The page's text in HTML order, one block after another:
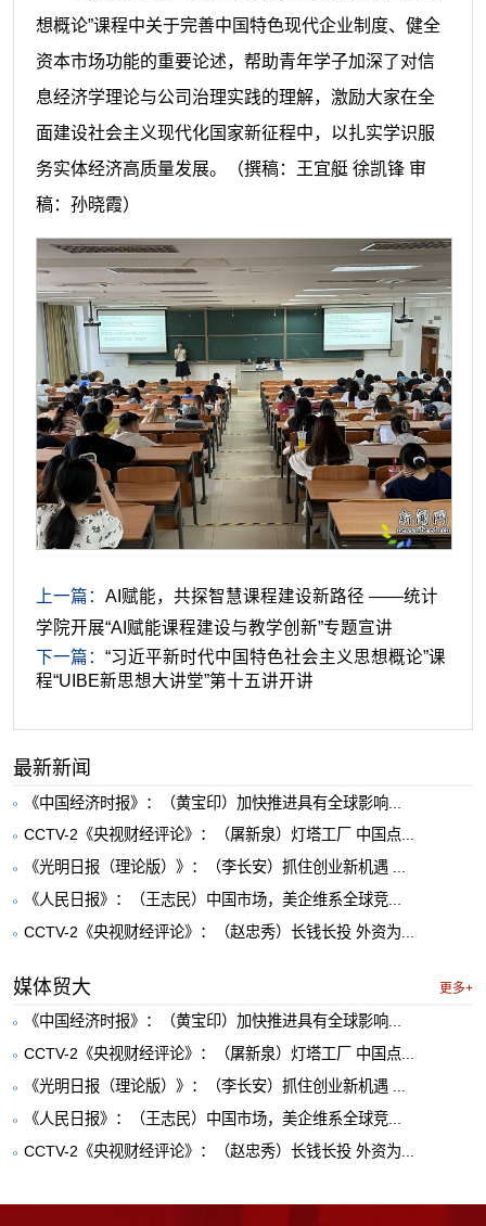
想概论”课程中关于完善中国特色现代企业制度、健全
资本市场功能的重要论述，帮助青年学子加深了对信
息经济学理论与公司治理实践的理解，激励大家在全
面建设社会主义现代化国家新征程中，以扎实学识服
务实体经济高质量发展。
（撰稿：王宜艇 徐凯锋 审
稿：孙晓霞）
上一篇： AI赋能，共探智慧课程建设新路径 ——统计
学院开展“AI赋能课程建设与教学创新”专题宣讲
下一篇： “习近平新时代中国特色社会主义思想概论”课
程“UIBE新思想大讲堂”第十五讲开讲
最新新闻
《中国经济时报》：（黄宝印）加快推进具有全球影响...
CCTV-2《央视财经评论》：（屠新泉）灯塔工厂 中国点...
《光明日报（理论版）》：（李长安）抓住创业新机遇 ...
《人民日报》：（王志民）中国市场，美企维系全球竞...
CCTV-2《央视财经评论》：（赵忠秀）长钱长投 外资为...
媒体贸大 更多+
《中国经济时报》：（黄宝印）加快推进具有全球影响...
CCTV-2《央视财经评论》：（屠新泉）灯塔工厂 中国点...
《光明日报（理论版）》：（李长安）抓住创业新机遇 ...
《人民日报》：（王志民）中国市场，美企维系全球竞...
CCTV-2《央视财经评论》：（赵忠秀）长钱长投 外资为...